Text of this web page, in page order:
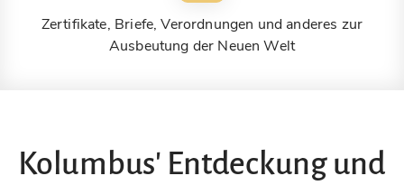
Zertifikate, Briefe, Verordnungen und anderes zur
Ausbeutung der Neuen Welt
Kolumbus' Entdeckung und